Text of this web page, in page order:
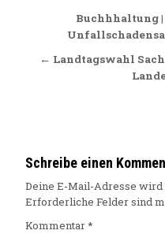
Buchhhaltung
← Landtagswahl
Schreibe einen
Deine E-Mail-Adresse
Erforderliche Felder sind
Kommentar*